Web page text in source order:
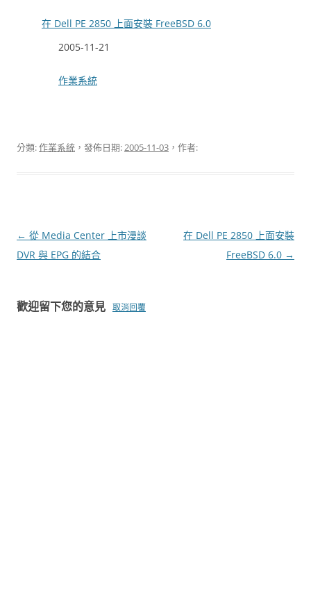
在 Dell PE 2850 上面安裝 FreeBSD 6.0
日期
2005-11-21
關於
作業系統
分類:作業系統 ，發佈日期: 2005-11-03 ，作者:
文
章
← 從 Media Center 上市漫談
DVR 與 EPG 的結合
在 Dell PE 2850 上面安裝
FreeBSD 6.0 →
歡迎留下您的意見 取消回覆